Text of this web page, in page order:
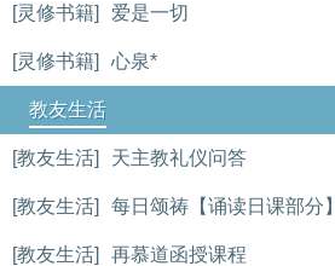
[灵修书籍] 爱是一切
[灵修书籍] 心泉*
教友生活
[教友生活] 天主教礼仪问答
[教友生活] 每日颂祷【诵读日课部分】
[教友生活] 再慕道函授课程